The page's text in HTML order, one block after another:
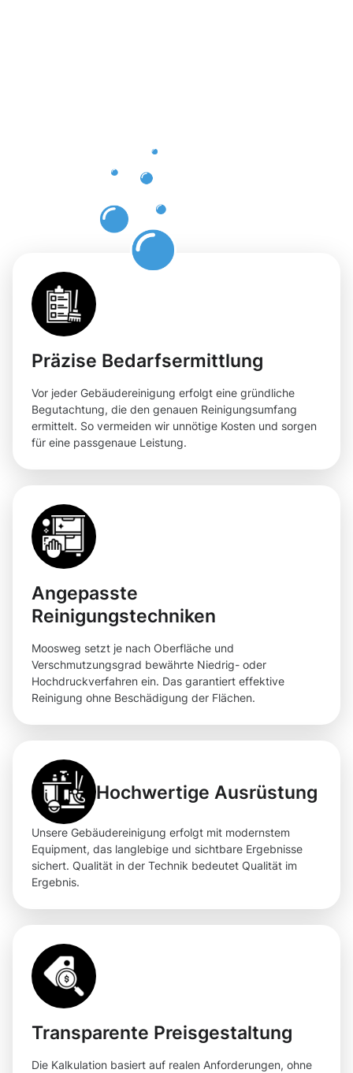
Präzise Bedarfsermittlung
Vor jeder Gebäudereinigung erfolgt eine gründliche
Begutachtung, die den genauen Reinigungsumfang
ermittelt. So vermeiden wir unnötige Kosten und sorgen
für eine passgenaue Leistung.
Angepasste
Reinigungstechniken
Moosweg setzt je nach Oberfläche und
Verschmutzungsgrad bewährte Niedrig- oder
Hochdruckverfahren ein. Das garantiert effektive
Reinigung ohne Beschädigung der Flächen.
Hochwertige Ausrüstung
Unsere Gebäudereinigung erfolgt mit modernstem
Equipment, das langlebige und sichtbare Ergebnisse
sichert. Qualität in der Technik bedeutet Qualität im
Ergebnis.
Transparente Preisgestaltung
Die Kalkulation basiert auf realen Anforderungen, ohne